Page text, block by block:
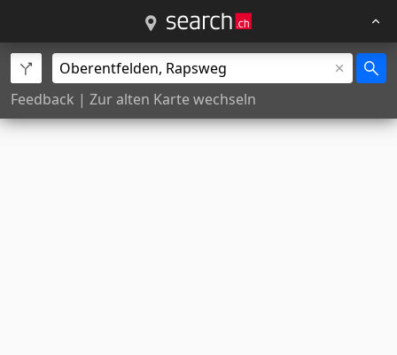
Feedback | Zur alten Karte wechseln